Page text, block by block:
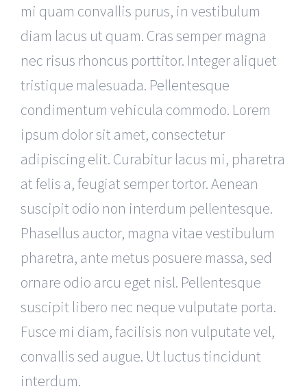
mi quam convallis purus, in vestibulum
diam lacus ut quam. Cras semper magna
nec risus rhoncus porttitor. Integer aliquet
tristique malesuada. Pellentesque
condimentum vehicula commodo. Lorem
ipsum dolor sit amet, consectetur
adipiscing elit. Curabitur lacus mi, pharetra
at felis a, feugiat semper tortor. Aenean
suscipit odio non interdum pellentesque.
Phasellus auctor, magna vitae vestibulum
pharetra, ante metus posuere massa, sed
ornare odio arcu eget nisl. Pellentesque
suscipit libero nec neque vulputate porta.
Fusce mi diam, facilisis non vulputate vel,
convallis sed augue. Ut luctus tincidunt
interdum.